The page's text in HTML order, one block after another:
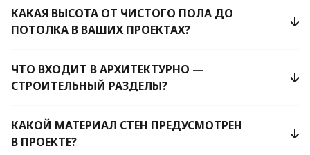
КАКАЯ ВЫСОТА ОТ ЧИСТОГО ПОЛА ДО
ПОТОЛКА В ВАШИХ ПРОЕКТАХ?
ЧТО ВХОДИТ В АРХИТЕКТУРНО —
СТРОИТЕЛЬНЫЙ РАЗДЕЛЫ?
КАКОЙ МАТЕРИАЛ СТЕН ПРЕДУСМОТРЕН
В ПРОЕКТЕ?